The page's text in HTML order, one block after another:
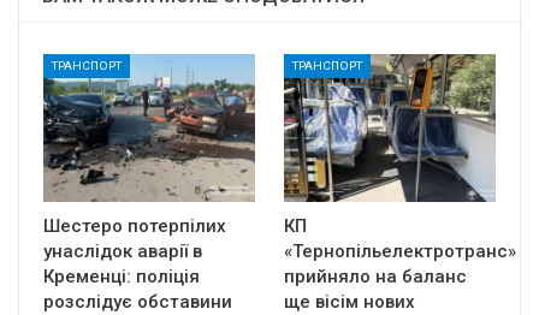
ТРАНСПОРТ
Шестеро потерпілих
унаслідок аварії в
Кременці: поліція
розслідує обставини
ТРАНСПОРТ
КП
«Тернопільелектротранс»
прийняло на баланс
ще вісім нових